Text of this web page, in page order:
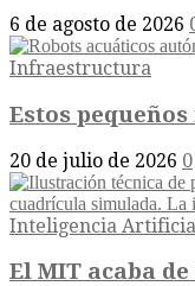
6 de agosto de 2026
Infraestructura
Estos
20 de julio de 2026 0
Inteligencia
El MIT acaba